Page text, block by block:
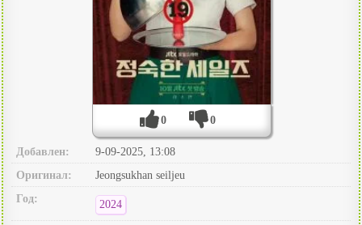
0 0
Добавлен:
9-09-2025, 13:08
Оригинал:
Jeongsukhan seiljeu
Год:
2024